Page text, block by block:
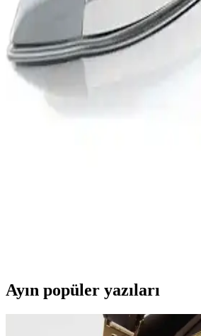
Profilo UBS1401, 2200 watt gücü, yüksek
paslanmaz çelik tabanı ile etkili ve uzun
sunar, zaman kazandıran özellikleriyle öne
Vestel V Press 2000 Lila Buharlı
Güçlü ve Kullanıcı Dostu
etkili kırışıklık giderir, enerji tasarrufu sağlar
Ayın popüler yazıları